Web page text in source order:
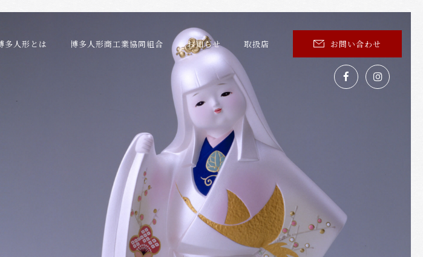
多人形とは 博多人形商工業協同組合 お知らせ 取扱店 お問い合わせ